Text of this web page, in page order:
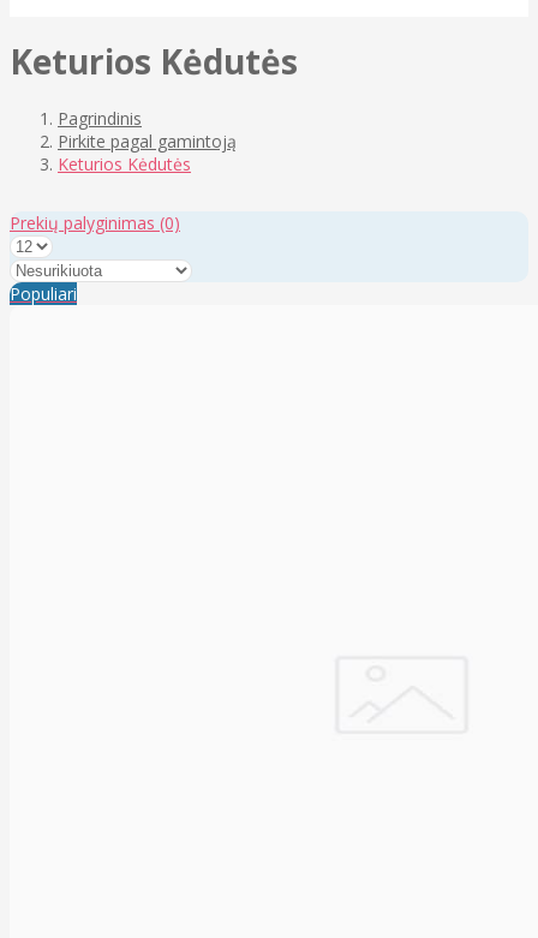
Keturios Kėdutės
Pagrindinis
Pirkite pagal gamintoją
Keturios Kėdutės
Prekių palyginimas (0)
Populiari